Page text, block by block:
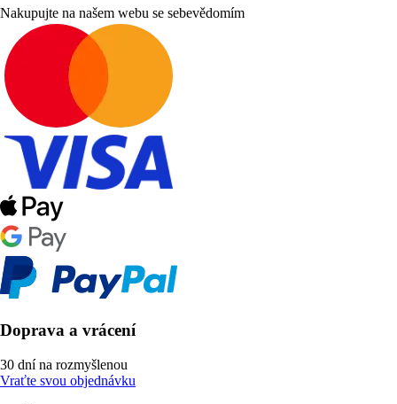
Nakupujte na našem webu se sebevědomím
Doprava a vrácení
30 dní na rozmyšlenou
Vraťte svou objednávku